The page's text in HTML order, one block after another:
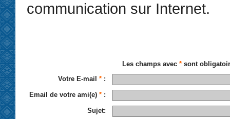
communication sur Internet.
Les champs avec *sont
Votre E-mail * :
Email de votre ami(e) * :
Sujet: